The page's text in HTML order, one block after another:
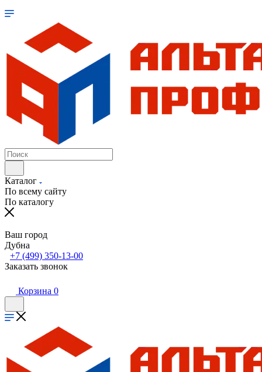
Каталог
По всему сайту
По каталогу
Ваш город
Дубна
+7 (499) 350-13-00
Заказать звонок
Корзина 0